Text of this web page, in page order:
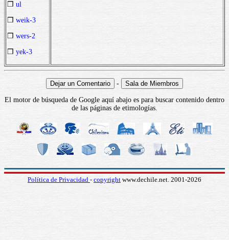
❒ ul
❒ weik-3
❒ wers-2
❒ yek-3
-
El motor de búsqueda de Google aquí abajo es para buscar contenido dentro
de las páginas de etimologías.
Política de Privacidad - copyright www.dechile.net. 2001-2026